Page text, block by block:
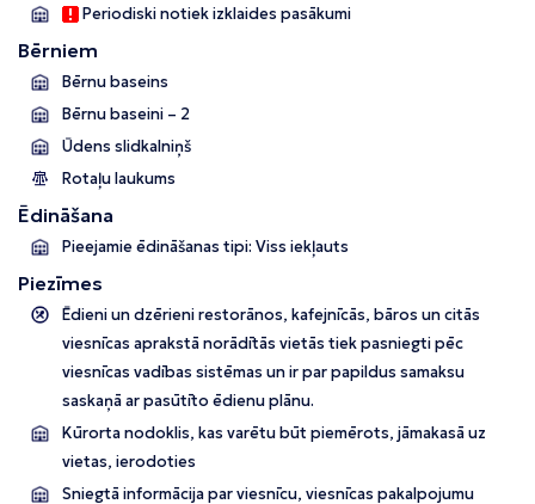
Periodiski notiek izklaides pasākumi
Bērniem
Bērnu baseins
Bērnu baseini – 2
Ūdens slidkalniņš
Rotaļu laukums
Ēdināšana
Pieejamie ēdināšanas tipi: Viss iekļauts
Piezīmes
Ēdieni un dzērieni restorānos, kafejnīcās, bāros un citās
viesnīcas aprakstā norādītās vietās tiek pasniegti pēc
viesnīcas vadības sistēmas un ir par papildus samaksu
saskaņā ar pasūtīto ēdienu plānu.
Kūrorta nodoklis, kas varētu būt piemērots, jāmakasā uz
vietas, ierodoties
Sniegtā informācija par viesnīcu, viesnīcas pakalpojumu